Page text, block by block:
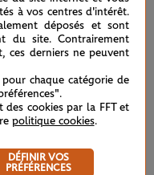
et fière de moi. Cette
de la saison entière.
réussi à tout gérer
pour bien
qui succède donc à sa
titrée en 2015. Une
elle a tout de même
à vos centres d'intérêt.
déposés et sont
du site. Contrairement
ces derniers ne peuvent
chaque catégorie de
cookies par la FFT et
politique cookies.
DÉFINIR VOS
PRÉFÉRENCES